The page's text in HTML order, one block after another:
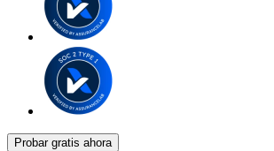
Probar gratis ahora